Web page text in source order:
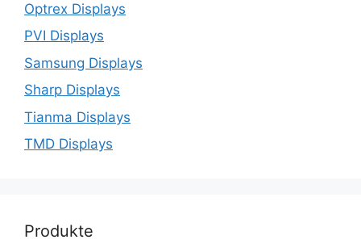
Optrex Displays
PVI Displays
Samsung Displays
Sharp Displays
Tianma Displays
TMD Displays
Produkte